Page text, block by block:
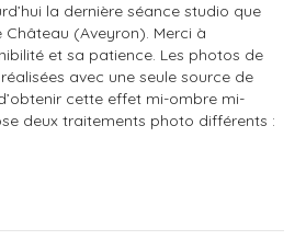
la dernière séance studio que
Château (Aveyron). Merci à
et sa patience. Les photos de
avec une seule source de
cette effet mi-ombre mi-
deux traitements photo différents :